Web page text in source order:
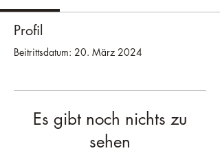
Profil
Beitrittsdatum: 20. März 2024
Es gibt noch nichts zu
sehen